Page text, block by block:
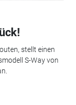
stellt einen
S-Way von